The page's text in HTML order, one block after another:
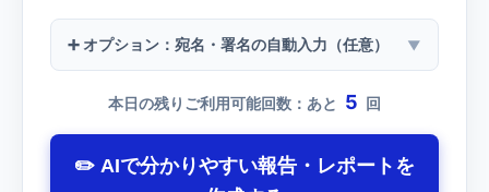
➕ オプション：宛名・署名の自動入力（任意）
本日の残りご利用可能回数：あと 5 回
✏️ AIで分かりやすい報告・レポートを